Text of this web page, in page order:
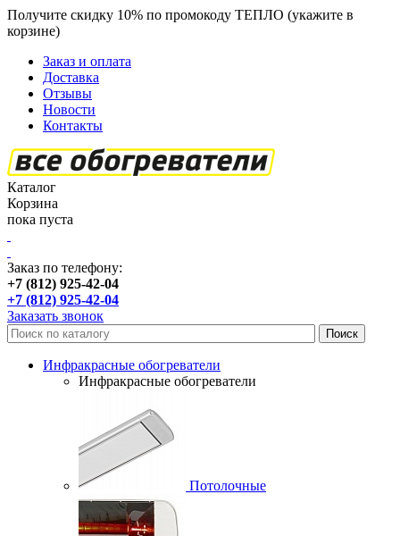
Получите скидку 10% по промокоду ТЕПЛО (укажите в
корзине)
Заказ и оплата
Доставка
Отзывы
Новости
Контакты
Каталог
Корзина
пока пуста
Заказ по телефону:
+7 (812) 925-42-04
+7 (812) 925-42-04
Заказать звонок
Инфракрасные обогреватели
Инфракрасные обогреватели
Потолочные